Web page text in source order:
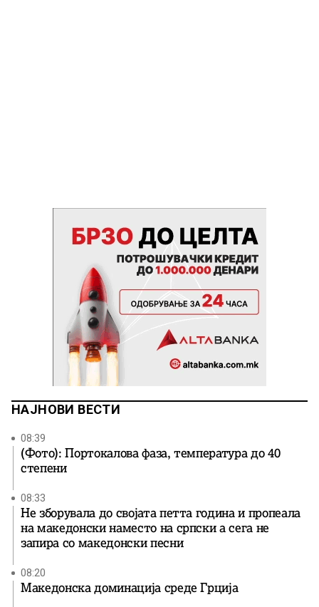
НАЈНОВИ ВЕСТИ
08:39
(Фото): Портокалова фаза, температура до 40
степени
08:33
Не зборувала до својата петта година и пропеала
на македонски наместо на српски а сега не
запира со македонски песни
08:20
Македонска доминација среде Грција